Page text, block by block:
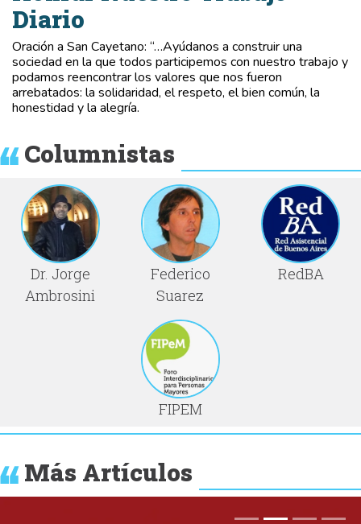
Diario
Oración a San Cayetano: “…Ayúdanos a construir una
sociedad en la que todos participemos con nuestro trabajo y
podamos reencontrar los valores que nos fueron
arrebatados: la solidaridad, el respeto, el bien común, la
honestidad y la alegría.
Columnistas
Dr. Jorge
Ambrosini
Federico
Suarez
RedBA
FIPEM
Más Artículos